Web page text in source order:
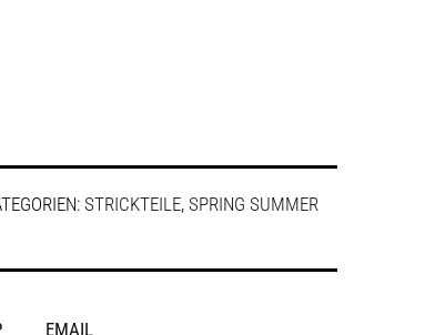
STRICKTEILE, SPRING SUMMER
EMAIL